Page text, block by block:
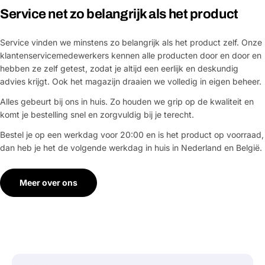
Service net zo belangrijk als het product
Service vinden we minstens zo belangrijk als het product zelf. Onze
klantenservicemedewerkers kennen alle producten door en door en
hebben ze zelf getest, zodat je altijd een eerlijk en deskundig
advies krijgt. Ook het magazijn draaien we volledig in eigen beheer.
Alles gebeurt bij ons in huis. Zo houden we grip op de kwaliteit en
komt je bestelling snel en zorgvuldig bij je terecht.
Bestel je op een werkdag voor 20:00 en is het product op voorraad,
dan heb je het de volgende werkdag in huis in Nederland en België.
Meer over ons